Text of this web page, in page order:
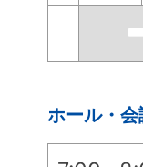
ホール・